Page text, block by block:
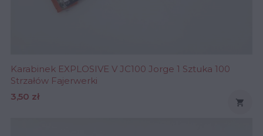
Karabinek EXPLOSIVE V JC100 Jorge 1 Sztuka 100
Strzałów Fajerwerki
Cena
3,50 zł
